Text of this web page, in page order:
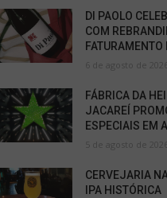
DI PAOLO
COM
FATURAMENTO
6 de agosto de 2026
FÁBRICA DA
JACAREÍ
ESPECIAIS EM
5 de agosto de 2026
CERVEJARIA
IPA HISTÓRICA